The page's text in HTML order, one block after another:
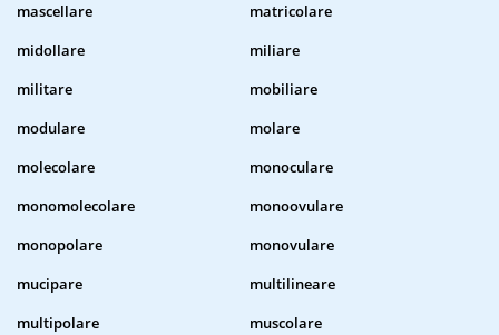
mascellare
matricolare
midollare
miliare
militare
mobiliare
modulare
molare
molecolare
monoculare
monomolecolare
monoovulare
monopolare
monovulare
mucipare
multilineare
multipolare
muscolare